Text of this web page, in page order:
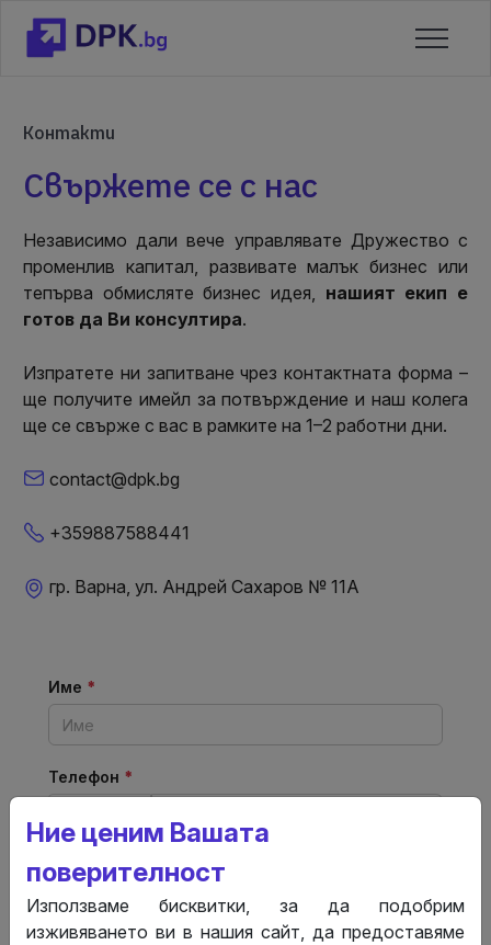
Контакти
Свържете се с нас
Независимо дали вече управлявате Дружество с
променлив капитал, развивате малък бизнес или
тепърва обмисляте бизнес идея, нашият екип е
готов да Ви консултира.
Изпратете ни запитване чрез контактната форма –
ще получите имейл за потвърждение и наш колега
ще се свърже с вас в рамките на 1–2 работни дни.
contact@dpk.bg
+359887588441
гр. Варна, ул. Андрей Сахаров № 11А
Име *
Телефон *
Имейл*
Ние ценим Вашата
поверителност
Използваме бисквитки, за да подобрим
изживяването ви в нашия сайт, да предоставяме